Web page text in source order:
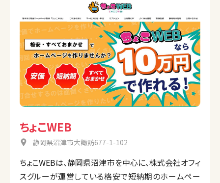
ちょこWEB
静岡県沼津市大諏訪677-1-102
ちょこWEBは、静岡県沼津市を中心に、株式会社オフィ
スグルーが運営している格安で短納期のホームペー